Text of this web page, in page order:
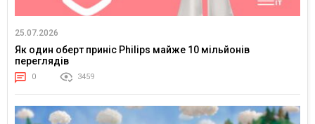
25.07.2026
Як один оберт приніс Philips майже 10 мільйонів
переглядів
0 3459